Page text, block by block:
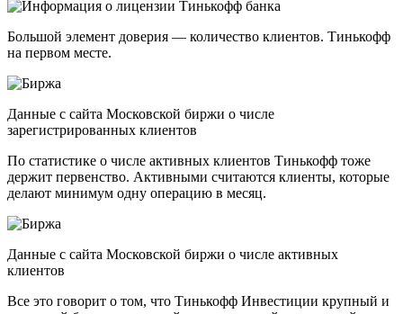
Большой элемент доверия — количество клиентов. Тинькофф
на первом месте.
Данные с сайта Московской биржи о числе
зарегистрированных клиентов
По статистике о числе активных клиентов Тинькофф тоже
держит первенство. Активными считаются клиенты, которые
делают минимум одну операцию в месяц.
Данные с сайта Московской биржи о числе активных
клиентов
Все это говорит о том, что Тинькофф Инвестиции крупный и